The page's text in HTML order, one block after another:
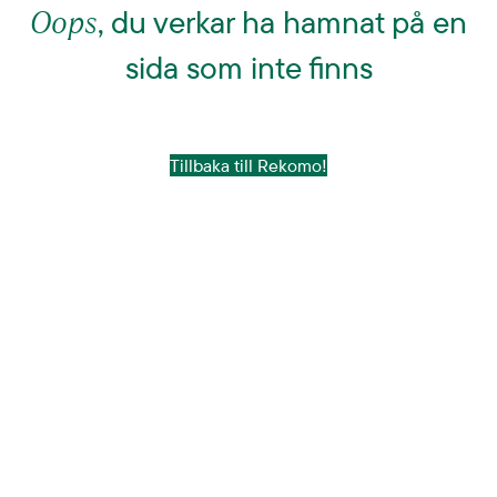
Oops, du verkar ha hamnat på en
sida som inte finns
Tillbaka till Rekomo!